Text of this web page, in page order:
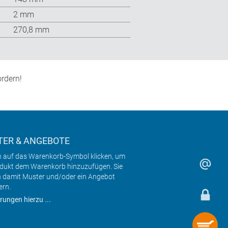
2 mm
270,8 mm
& ANGEBOTE
auf das Warenkorb-Symbol klicken, um
dem Warenkorb hinzuzufügen. Sie
damit Muster und/oder ein Angebot
hierzu ...